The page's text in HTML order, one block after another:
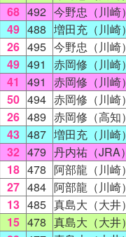
68 492 今野忠（川崎）
49 488 増田充（川崎）
26 495 今野忠（川崎）
49 491 赤岡修（川崎）
41 491 赤岡修（川崎）
50 494 赤岡修（川崎）
26 489 赤岡修（高知）
43 487 増田充（川崎）
32 479 丹内祐（JRA）
18 478 阿部龍（川崎）
27 484 阿部龍（川崎）
13 485 真島大（大井）
15 478 真島大（大井）